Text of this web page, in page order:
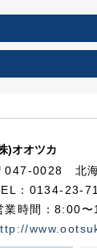
)オオツカ
047-0028 北
：0134-23-
業時間：8:00